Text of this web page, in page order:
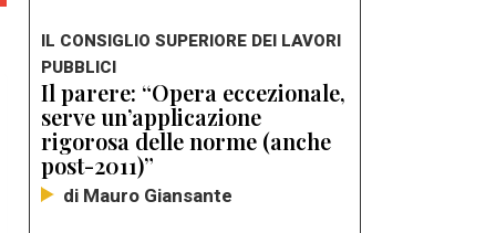
IL CONSIGLIO SUPERIORE DEI LAVORI
PUBBLICI
Il parere: “Opera eccezionale,
serve un’applicazione
rigorosa delle norme (anche
post-2011)”
di Mauro Giansante